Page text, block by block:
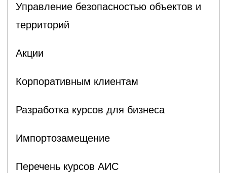
Управление безопасностью объектов и
территорий
Акции
Корпоративным клиентам
Разработка курсов для бизнеса
Импортозамещение
Перечень курсов АИС